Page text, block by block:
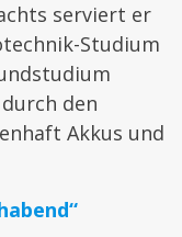
serviert er
Studium
den
Akkus und